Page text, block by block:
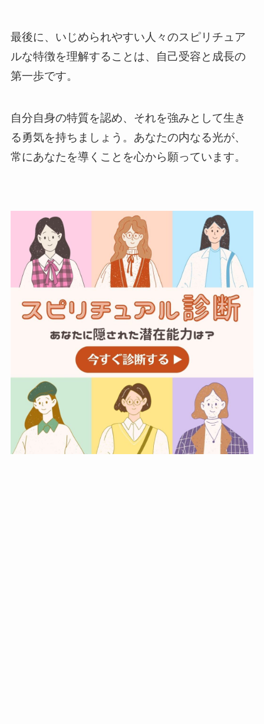
最後に、いじめられやすい人々のスピリチュア
ルな特徴を理解することは、自己受容と成長の
第一歩です。
自分自身の特質を認め、それを強みとして生き
る勇気を持ちましょう。あなたの内なる光が、
常にあなたを導くことを心から願っています。